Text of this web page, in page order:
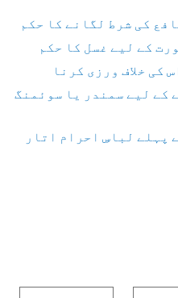
کی شرط لگانے کا حکم
کے لیے غسل کا حکم
کی خلاف ورزی کرنا
کے لیے سمندر یا سوئمنگ
پہلے لباسِ احرام اتار